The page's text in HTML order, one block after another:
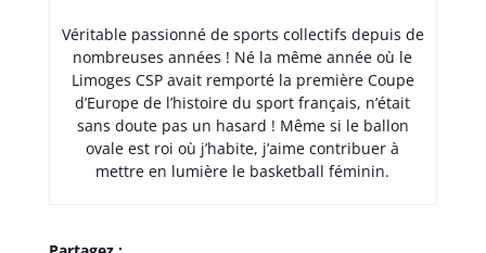
Véritable passionné de sports collectifs depuis de
nombreuses années ! Né la même année où le
Limoges CSP avait remporté la première Coupe
d’Europe de l’histoire du sport français, n’était
sans doute pas un hasard ! Même si le ballon
ovale est roi où j’habite, j’aime contribuer à
mettre en lumière le basketball féminin.